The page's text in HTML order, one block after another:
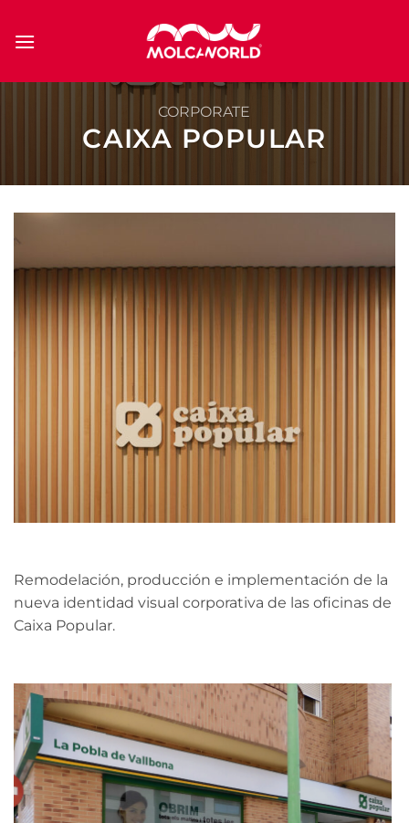
CORPORATE
CAIXA POPULAR
Remodelación, producción e implementación de la
nueva identidad visual corporativa de las oficinas de
Caixa Popular.